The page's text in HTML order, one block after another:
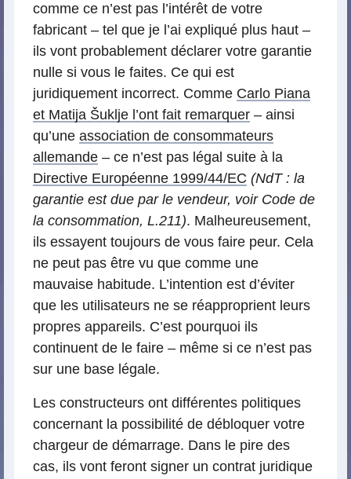
comme ce n’est pas l’intérêt de votre
fabricant – tel que je l’ai expliqué plus haut –
ils vont probablement déclarer votre garantie
nulle si vous le faites. Ce qui est
juridiquement incorrect. Comme Carlo Piana
et Matija Šuklje l’ont fait remarquer – ainsi
qu’une association de consommateurs
allemande – ce n’est pas légal suite à la
Directive Européenne 1999/44/EC (NdT : la
garantie est due par le vendeur, voir Code de
la consommation, L.211). Malheureusement,
ils essayent toujours de vous faire peur. Cela
ne peut pas être vu que comme une
mauvaise habitude. L’intention est d’éviter
que les utilisateurs ne se réapproprient leurs
propres appareils. C’est pourquoi ils
continuent de le faire – même si ce n’est pas
sur une base légale.
Les constructeurs ont différentes politiques
concernant la possibilité de débloquer votre
chargeur de démarrage. Dans le pire des
cas, ils vont feront signer un contrat juridique